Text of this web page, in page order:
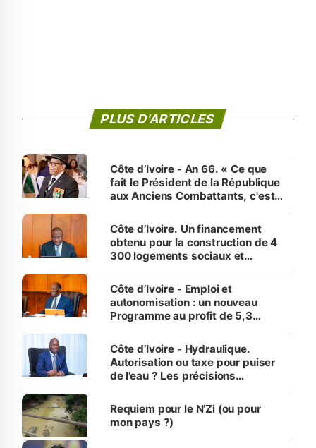
PLUS D'ARTICLES
Côte d’Ivoire - An 66. « Ce que
fait le Président de la République
aux Anciens Combattants, c'est
Côte d’Ivoire. Un financement
obtenu pour la construction de 4
300 logements sociaux et
et Yamoussoukro
Côte d’Ivoire - Emploi et
autonomisation : un nouveau
Programme au profit de 5,3
Côte d’Ivoire - Hydraulique.
Autorisation ou taxe pour puiser
de l’eau ? Les précisions
Requiem pour le N’Zi (ou pour
mon pays ?)